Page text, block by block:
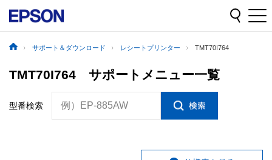
サポート＆ダウンロード レシートプリンター TMT70I764
TMT70I764 サポートメニュー一覧
型番検索 例）EP-885AW